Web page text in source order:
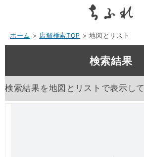
ホーム > 店舗検索TOP > 地図とリスト
検索結果
検索結果を地図とリストで表示し